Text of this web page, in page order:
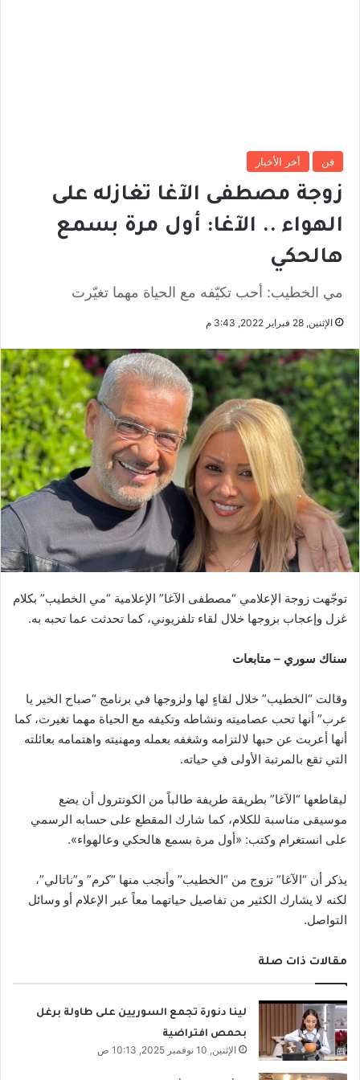
فن أخر الأخبار
زوجة مصطفى الآغا تغازله على
الهواء .. الآغا: أول مرة بسمع
هالحكي
مي الخطيب: أحب تكيّفه مع الحياة مهما تغيّرت
الإثنين, 28 فبراير 2022, 3:43 م
توجّهت زوجة الإعلامي “مصطفى الآغا” الإعلامية “مي الخطيب” بكلام
غزل وإعجاب بزوجها خلال لقاء تلفزيوني، كما تحدثت عما تحبه به.
سناك سوري – متابعات
وقالت “الخطيب” خلال لقاءٍ لها ولزوجها في برنامج “صباح الخير يا
عرب” أنها تحب عصاميته ونشاطه وتكيفه مع الحياة مهما تغيرت، كما
أنها أعربت عن حبها لالتزامه وشغفه بعمله ومهنيته واهتمامه بعائلته
التي تقع بالمرتبة الأولى في حياته.
ليقاطعها “الآغا” بطريقة طريفة طالباً من الكونترول أن يضع
موسيقى مناسبة للكلام، كما شارك المقطع على حسابه الرسمي
على انستغرام وكتب: «أول مرة بسمع هالحكي وعالهواء».
يذكر أن “الآغا” تزوج من “الخطيب” وأنجب منها “كرم” و”ناتالي”،
لكنه لا يشارك الكثير من تفاصيل حياتهما معاً عبر الإعلام أو وسائل
التواصل.
مقالات ذات صلة
لينا دنورة تجمع السوريين على طاولة برغل
بحمص افتراضية
الإثنين, 10 نوفمبر 2025, 10:13 ص